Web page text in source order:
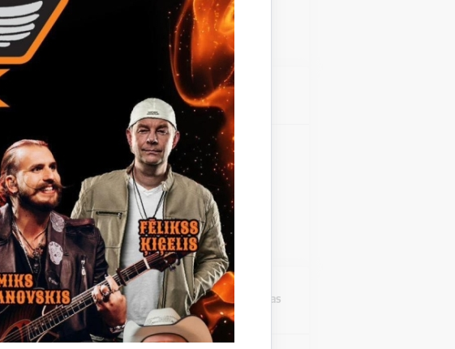
skolēnu Teātra diena
Atrašanās vieta
Stāmerienas pils
bundzinieku koncerts "Fills De
Flama"
18:00 pie Stāmerienas pils Katalonijas
koncerts "Fills De La Flama".
Atrašanās vieta
Druvienas Latviskās dzīvesziņas
centrs